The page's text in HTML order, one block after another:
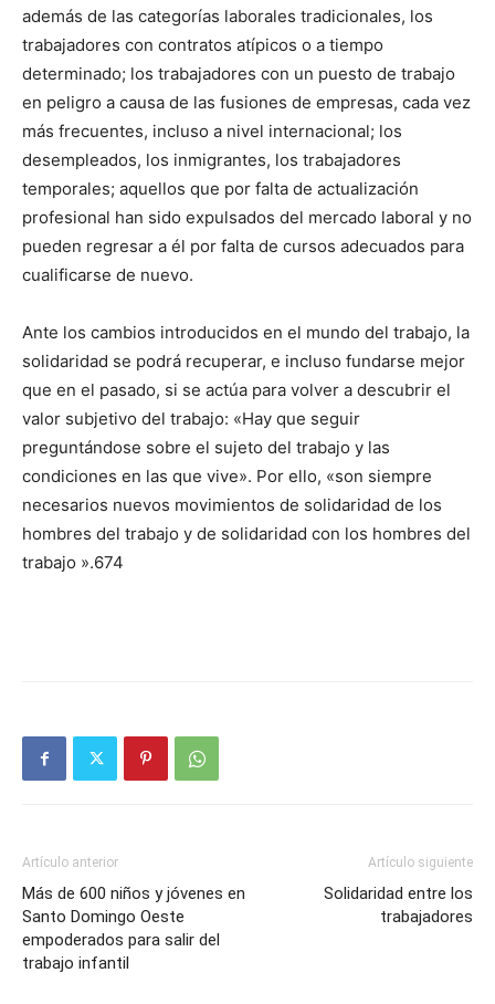
además de las categorías laborales tradicionales, los
trabajadores con contratos atípicos o a tiempo
determinado; los trabajadores con un puesto de trabajo
en peligro a causa de las fusiones de empresas, cada vez
más frecuentes, incluso a nivel internacional; los
desempleados, los inmigrantes, los trabajadores
temporales; aquellos que por falta de actualización
profesional han sido expulsados del mercado laboral y no
pueden regresar a él por falta de cursos adecuados para
cualificarse de nuevo.
Ante los cambios introducidos en el mundo del trabajo, la
solidaridad se podrá recuperar, e incluso fundarse mejor
que en el pasado, si se actúa para volver a descubrir el
valor subjetivo del trabajo: «Hay que seguir
preguntándose sobre el sujeto del trabajo y las
condiciones en las que vive». Por ello, «son siempre
necesarios nuevos movimientos de solidaridad de los
hombres del trabajo y de solidaridad con los hombres del
trabajo ».674
Artículo anterior
Más de 600 niños y jóvenes en
Santo Domingo Oeste
empoderados para salir del
trabajo infantil
Artículo siguiente
Solidaridad entre los
trabajadores